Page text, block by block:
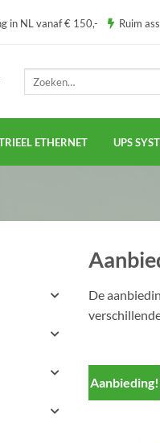
in NL vanaf € 150,- Ruim
ETHERNET UPS
De
Aanbieding!